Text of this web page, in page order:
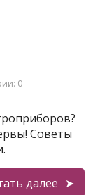
0
Советы
далее